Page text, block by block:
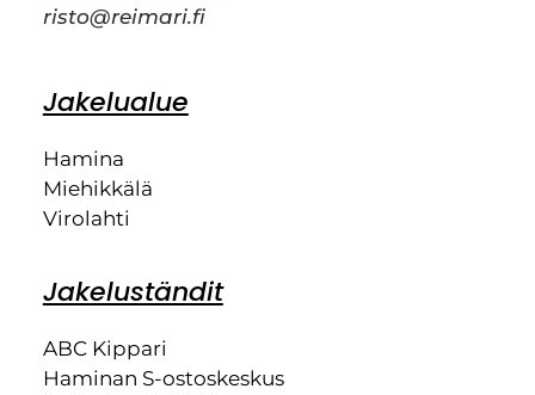
risto@reimari.fi
Jakelualue
Hamina
Miehikkälä
Virolahti
Jakeluständit
ABC Kippari
Haminan S-ostoskeskus